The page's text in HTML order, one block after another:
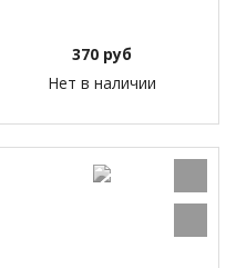
370 руб
Нет в наличии